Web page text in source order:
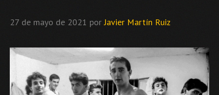
27 de mayo de 2021 porJavier Martín Ruiz